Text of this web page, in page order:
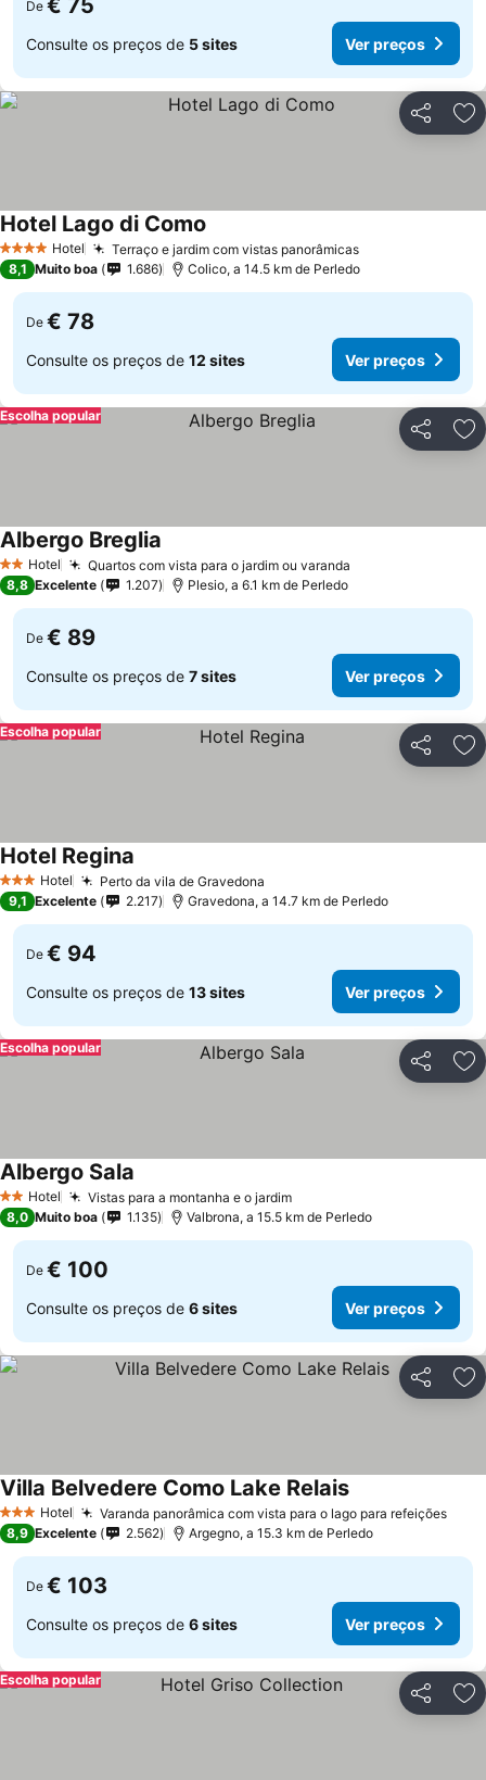
De € 75
Consulte os preços de 5 sites Ver preços
Partilhar
4 EstrelasHotel Terraço e jardim com vistas panorâmicas
Hotel Lago di Como
8,1 Muito boa 1.686 Colico, a 14.5 km de Perledo
De € 78
Consulte os preços de 12 sites Ver preços
Partilhar
Escolha popular
2 Estrelas
Hotel Quartos com vista para o jardim ou varanda
Albergo Breglia
8,8 Excelente 1.207 Plesio, a 6.1 km de Perledo
De € 89
Consulte os preços de 7 sites Ver preços
Partilhar
Escolha popular
3 EstrelasHotel Perto da vila de Gravedona
Hotel Regina
9,1 Excelente 2.217 Gravedona, a 14.7 km de Perledo
De € 94
Consulte os preços de 13 sites Ver preços
Partilhar
Escolha popular
2 Estrelas
Hotel Vistas para a montanha e o jardim
Albergo Sala
8,0 Muito boa 1.135 Valbrona, a 15.5 km de Perledo
De € 100
Consulte os preços de 6 sites Ver preços
Partilhar
3 EstrelasHotel Varanda panorâmica com vista para o lago para refeições
Villa Belvedere Como Lake Relais
8,9 Excelente 2.562 Argegno, a 15.3 km de Perledo
De € 103
Consulte os preços de 6 sites Ver preços
Partilhar
Escolha popular